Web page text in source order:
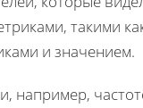
такими
и значением.
например,